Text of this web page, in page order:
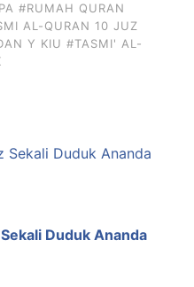
#RUMAH QURAN
AL-QURAN 10 JUZ
Y KIU #TASMI' AL-
Duduk Ananda